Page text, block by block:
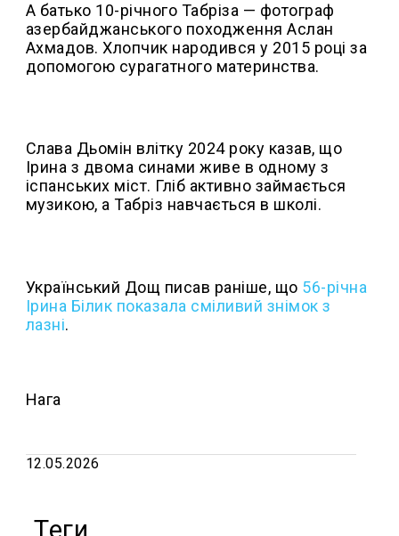
А батько 10-річного Табріза — фотограф
азербайджанського походження Аслан
Ахмадов. Хлопчик народився у 2015 році за
допомогою сурагатного материнства.
Слава Дьомін влітку 2024 року казав, що
Ірина з двома синами живе в одному з
іспанських міст. Гліб активно займається
музикою, а Табріз навчається в школі.
Український Дощ писав раніше, що 56-річна
Ірина Білик показала сміливий знімок з
лазні.
Нага
12.05.2026
Теги